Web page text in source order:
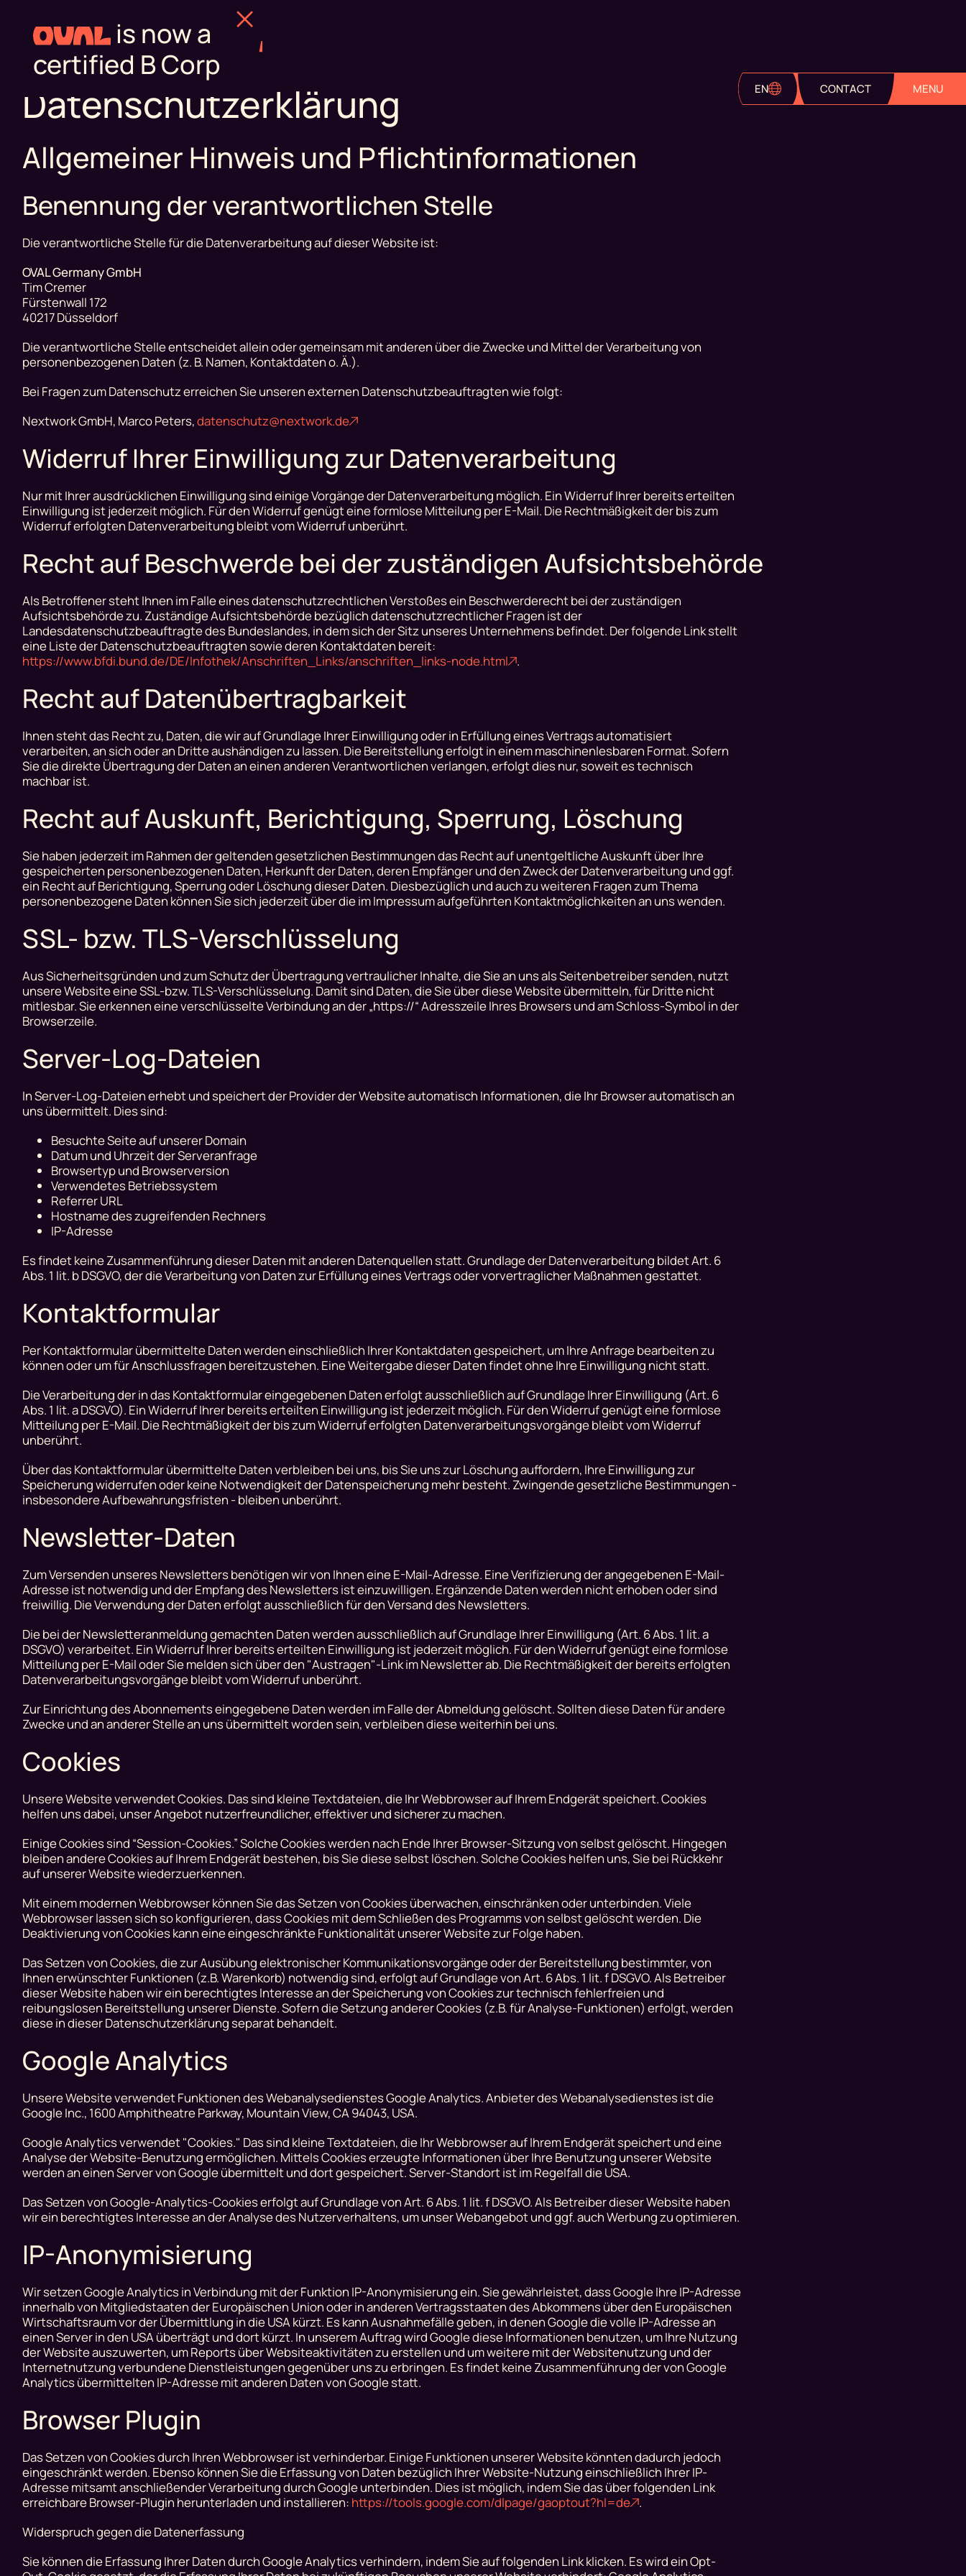
EN CONTACT MENU
Find out more
Datenschutzerklärung
Allgemeiner Hinweis und Pflichtinformationen
Benennung der verantwortlichen Stelle
Die verantwortliche Stelle für die Datenverarbeitung auf dieser Website ist:
OVAL Germany GmbH
Tim Cremer
Fürstenwall 172
40217 Düsseldorf
Die verantwortliche Stelle entscheidet allein oder gemeinsam mit anderen über die Zwecke und Mittel der Verarbeitung von
personenbezogenen Daten (z. B. Namen, Kontaktdaten o. Ä.).
Bei Fragen zum Datenschutz erreichen Sie unseren externen Datenschutzbeauftragten wie folgt:
Nextwork GmbH, Marco Peters,datenschutz@nextwork.de
Widerruf Ihrer Einwilligung zur Datenverarbeitung
Nur mit Ihrer ausdrücklichen Einwilligung sind einige Vorgänge der Datenverarbeitung möglich. Ein Widerruf Ihrer bereits erteilten
Einwilligung ist jederzeit möglich. Für den Widerruf genügt eine formlose Mitteilung per E-Mail. Die Rechtmäßigkeit der bis zum
Widerruf erfolgten Datenverarbeitung bleibt vom Widerruf unberührt.
Recht auf Beschwerde bei der zuständigen Aufsichtsbehörde
Als Betroffener steht Ihnen im Falle eines datenschutzrechtlichen Verstoßes ein Beschwerderecht bei der zuständigen
Aufsichtsbehörde zu. Zuständige Aufsichtsbehörde bezüglich datenschutzrechtlicher Fragen ist der
Landesdatenschutzbeauftragte des Bundeslandes, in dem sich der Sitz unseres Unternehmens befindet. Der folgende Link stellt
eine Liste der Datenschutzbeauftragten sowie deren Kontaktdaten bereit:
https://www.bfdi.bund.de/DE/Infothek/Anschriften_Links/anschriften_links-node.html .
Recht auf Datenübertragbarkeit
Ihnen steht das Recht zu, Daten, die wir auf Grundlage Ihrer Einwilligung oder in Erfüllung eines Vertrags automatisiert
verarbeiten, an sich oder an Dritte aushändigen zu lassen. Die Bereitstellung erfolgt in einem maschinenlesbaren Format. Sofern
Sie die direkte Übertragung der Daten an einen anderen Verantwortlichen verlangen, erfolgt dies nur, soweit es technisch
machbar ist.
Recht auf Auskunft, Berichtigung, Sperrung, Löschung
Sie haben jederzeit im Rahmen der geltenden gesetzlichen Bestimmungen das Recht auf unentgeltliche Auskunft über Ihre
gespeicherten personenbezogenen Daten, Herkunft der Daten, deren Empfänger und den Zweck der Datenverarbeitung und ggf.
ein Recht auf Berichtigung, Sperrung oder Löschung dieser Daten. Diesbezüglich und auch zu weiteren Fragen zum Thema
personenbezogene Daten können Sie sich jederzeit über die im Impressum aufgeführten Kontaktmöglichkeiten an uns wenden.
SSL- bzw. TLS-Verschlüsselung
Aus Sicherheitsgründen und zum Schutz der Übertragung vertraulicher Inhalte, die Sie an uns als Seitenbetreiber senden, nutzt
unsere Website eine SSL-bzw. TLS-Verschlüsselung. Damit sind Daten, die Sie über diese Website übermitteln, für Dritte nicht
mitlesbar. Sie erkennen eine verschlüsselte Verbindung an der „https://“ Adresszeile Ihres Browsers und am Schloss-Symbol in der
Browserzeile.
Server-Log-Dateien
In Server-Log-Dateien erhebt und speichert der Provider der Website automatisch Informationen, die Ihr Browser automatisch an
uns übermittelt. Dies sind:
Besuchte Seite auf unserer Domain
Datum und Uhrzeit der Serveranfrage
Browsertyp und Browserversion
Verwendetes Betriebssystem
Referrer URL
Hostname des zugreifenden Rechners
IP-Adresse
Es findet keine Zusammenführung dieser Daten mit anderen Datenquellen statt. Grundlage der Datenverarbeitung bildet Art. 6
Abs. 1 lit. b DSGVO, der die Verarbeitung von Daten zur Erfüllung eines Vertrags oder vorvertraglicher Maßnahmen gestattet.
Kontaktformular
Per Kontaktformular übermittelte Daten werden einschließlich Ihrer Kontaktdaten gespeichert, um Ihre Anfrage bearbeiten zu
können oder um für Anschlussfragen bereitzustehen. Eine Weitergabe dieser Daten findet ohne Ihre Einwilligung nicht statt.
Die Verarbeitung der in das Kontaktformular eingegebenen Daten erfolgt ausschließlich auf Grundlage Ihrer Einwilligung (Art. 6
Abs. 1 lit. a DSGVO). Ein Widerruf Ihrer bereits erteilten Einwilligung ist jederzeit möglich. Für den Widerruf genügt eine formlose
Mitteilung per E-Mail. Die Rechtmäßigkeit der bis zum Widerruf erfolgten Datenverarbeitungsvorgänge bleibt vom Widerruf
unberührt.
Über das Kontaktformular übermittelte Daten verbleiben bei uns, bis Sie uns zur Löschung auffordern, Ihre Einwilligung zur
Speicherung widerrufen oder keine Notwendigkeit der Datenspeicherung mehr besteht. Zwingende gesetzliche Bestimmungen -
insbesondere Aufbewahrungsfristen - bleiben unberührt.
Newsletter-Daten
Zum Versenden unseres Newsletters benötigen wir von Ihnen eine E-Mail-Adresse. Eine Verifizierung der angegebenen E-Mail-
Adresse ist notwendig und der Empfang des Newsletters ist einzuwilligen. Ergänzende Daten werden nicht erhoben oder sind
freiwillig. Die Verwendung der Daten erfolgt ausschließlich für den Versand des Newsletters.
Die bei der Newsletteranmeldung gemachten Daten werden ausschließlich auf Grundlage Ihrer Einwilligung (Art. 6 Abs. 1 lit. a
DSGVO) verarbeitet. Ein Widerruf Ihrer bereits erteilten Einwilligung ist jederzeit möglich. Für den Widerruf genügt eine formlose
Mitteilung per E-Mail oder Sie melden sich über den "Austragen"-Link im Newsletter ab. Die Rechtmäßigkeit der bereits erfolgten
Datenverarbeitungsvorgänge bleibt vom Widerruf unberührt.
Zur Einrichtung des Abonnements eingegebene Daten werden im Falle der Abmeldung gelöscht. Sollten diese Daten für andere
Zwecke und an anderer Stelle an uns übermittelt worden sein, verbleiben diese weiterhin bei uns.
Cookies
Unsere Website verwendet Cookies. Das sind kleine Textdateien, die Ihr Webbrowser auf Ihrem Endgerät speichert. Cookies
helfen uns dabei, unser Angebot nutzerfreundlicher, effektiver und sicherer zu machen.
Einige Cookies sind “Session-Cookies.” Solche Cookies werden nach Ende Ihrer Browser-Sitzung von selbst gelöscht. Hingegen
bleiben andere Cookies auf Ihrem Endgerät bestehen, bis Sie diese selbst löschen. Solche Cookies helfen uns, Sie bei Rückkehr
auf unserer Website wiederzuerkennen.
Mit einem modernen Webbrowser können Sie das Setzen von Cookies überwachen, einschränken oder unterbinden. Viele
Webbrowser lassen sich so konfigurieren, dass Cookies mit dem Schließen des Programms von selbst gelöscht werden. Die
Deaktivierung von Cookies kann eine eingeschränkte Funktionalität unserer Website zur Folge haben.
Das Setzen von Cookies, die zur Ausübung elektronischer Kommunikationsvorgänge oder der Bereitstellung bestimmter, von
Ihnen erwünschter Funktionen (z.B. Warenkorb) notwendig sind, erfolgt auf Grundlage von Art. 6 Abs. 1 lit. f DSGVO. Als Betreiber
dieser Website haben wir ein berechtigtes Interesse an der Speicherung von Cookies zur technisch fehlerfreien und
reibungslosen Bereitstellung unserer Dienste. Sofern die Setzung anderer Cookies (z.B. für Analyse-Funktionen) erfolgt, werden
diese in dieser Datenschutzerklärung separat behandelt.
Google Analytics
Unsere Website verwendet Funktionen des Webanalysedienstes Google Analytics. Anbieter des Webanalysedienstes ist die
Google Inc., 1600 Amphitheatre Parkway, Mountain View, CA 94043, USA.
Google Analytics verwendet "Cookies." Das sind kleine Textdateien, die Ihr Webbrowser auf Ihrem Endgerät speichert und eine
Analyse der Website-Benutzung ermöglichen. Mittels Cookies erzeugte Informationen über Ihre Benutzung unserer Website
werden an einen Server von Google übermittelt und dort gespeichert. Server-Standort ist im Regelfall die USA.
Das Setzen von Google-Analytics-Cookies erfolgt auf Grundlage von Art. 6 Abs. 1 lit. f DSGVO. Als Betreiber dieser Website haben
wir ein berechtigtes Interesse an der Analyse des Nutzerverhaltens, um unser Webangebot und ggf. auch Werbung zu optimieren.
IP-Anonymisierung
Wir setzen Google Analytics in Verbindung mit der Funktion IP-Anonymisierung ein. Sie gewährleistet, dass Google Ihre IP-Adresse
innerhalb von Mitgliedstaaten der Europäischen Union oder in anderen Vertragsstaaten des Abkommens über den Europäischen
Wirtschaftsraum vor der Übermittlung in die USA kürzt. Es kann Ausnahmefälle geben, in denen Google die volle IP-Adresse an
einen Server in den USA überträgt und dort kürzt. In unserem Auftrag wird Google diese Informationen benutzen, um Ihre Nutzung
der Website auszuwerten, um Reports über Websiteaktivitäten zu erstellen und um weitere mit der Websitenutzung und der
Internetnutzung verbundene Dienstleistungen gegenüber uns zu erbringen. Es findet keine Zusammenführung der von Google
Analytics übermittelten IP-Adresse mit anderen Daten von Google statt.
Browser Plugin
Das Setzen von Cookies durch Ihren Webbrowser ist verhinderbar. Einige Funktionen unserer Website könnten dadurch jedoch
eingeschränkt werden. Ebenso können Sie die Erfassung von Daten bezüglich Ihrer Website-Nutzung einschließlich Ihrer IP-
Adresse mitsamt anschließender Verarbeitung durch Google unterbinden. Dies ist möglich, indem Sie das über folgenden Link
erreichbare Browser-Plugin herunterladen und installieren: https://tools.google.com/dlpage/gaoptout?hl=de .
Widerspruch gegen die Datenerfassung
Sie können die Erfassung Ihrer Daten durch Google Analytics verhindern, indem Sie auf folgenden Link klicken. Es wird ein Opt-